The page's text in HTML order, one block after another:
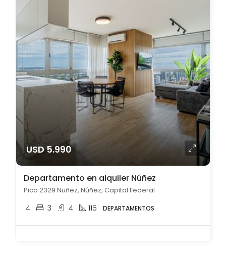
USD 5.990
Departamento en alquiler Núñez
Pico 2329 Nuñez, Núñez, Capital Federal
4 3 4 115 DEPARTAMENTOS